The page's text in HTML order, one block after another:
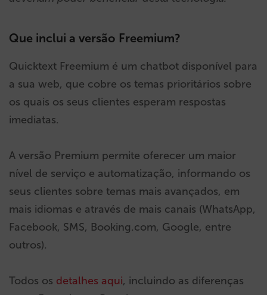
Que inclui a versão Freemium?
Quicktext Freemium é um chatbot disponível para
a sua web, que cobre os temas prioritários sobre
os quais os seus clientes esperam respostas
imediatas.
A versão Premium permite oferecer um maior
nível de serviço e automatização, informando os
seus clientes sobre temas mais avançados, em
mais idiomas e através de mais canais (WhatsApp,
Facebook, SMS, Booking.com, Google, entre
outros).
Todos os detalhes aqui, incluindo as diferenças